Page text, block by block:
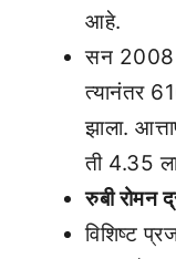
आहे.
सन 2008
त्यानंतर
झाला.
ती 4.35
रुबी रोमन
विशिष्ट